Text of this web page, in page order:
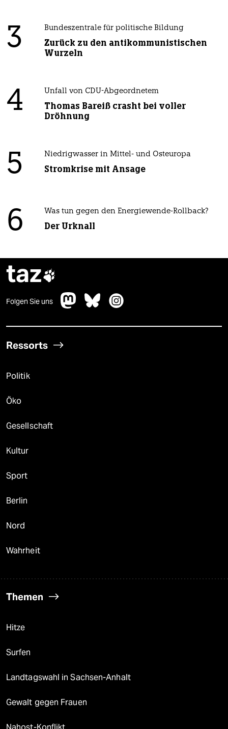
3 Bundeszentrale für politische Bildung
Zurück zu den antikommunistischen
Wurzeln
4 Unfall von CDU-Abgeordnetem
Thomas Bareiß crasht bei voller
Dröhnung
5 Niedrigwasser in Mittel- und Osteuropa
Stromkrise mit Ansage
6 Was tun gegen den Energiewende-Rollback?
Der Urknall
taz
Folgen Sie uns
Ressorts
Politik
Öko
Gesellschaft
Kultur
Sport
Berlin
Nord
Wahrheit
Themen
Hitze
Surfen
Landtagswahl in Sachsen-Anhalt
Gewalt gegen Frauen